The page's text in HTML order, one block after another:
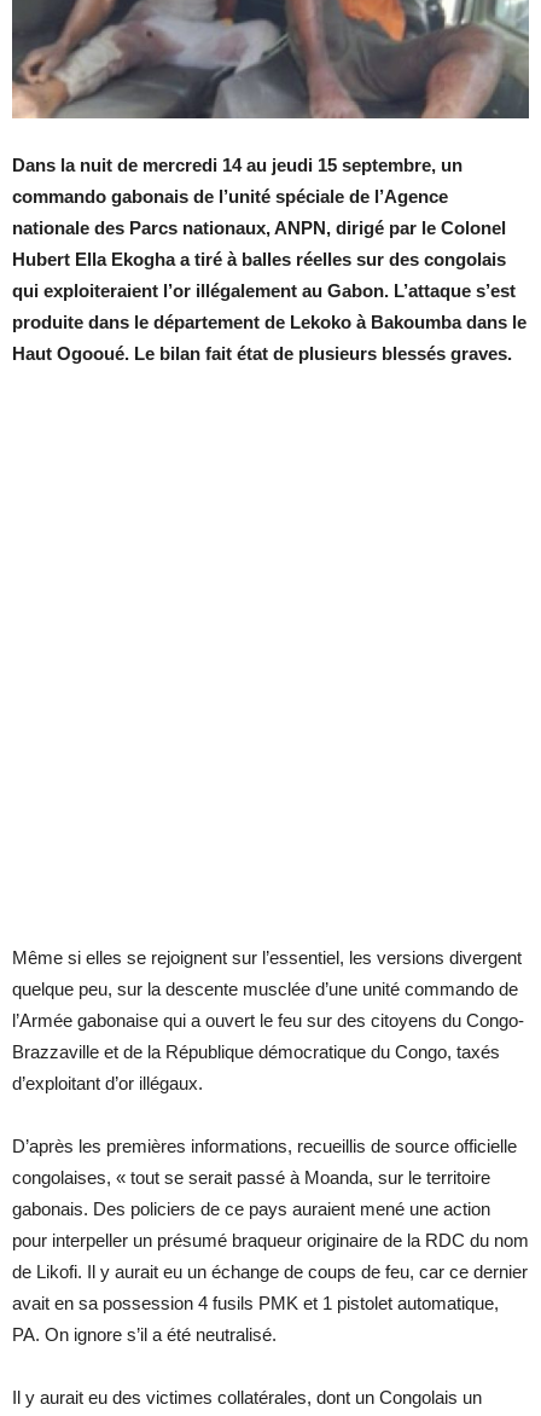
Dans la nuit de mercredi 14 au jeudi 15 septembre, un
commando gabonais de l’unité spéciale de l’Agence
nationale des Parcs nationaux, ANPN, dirigé par le Colonel
Hubert Ella Ekogha a tiré à balles réelles sur des congolais
qui exploiteraient l’or illégalement au Gabon. L’attaque s’est
produite dans le département de Lekoko à Bakoumba dans le
Haut Ogooué. Le bilan fait état de plusieurs blessés graves.
Même si elles se rejoignent sur l’essentiel, les versions divergent
quelque peu, sur la descente musclée d’une unité commando de
l’Armée gabonaise qui a ouvert le feu sur des citoyens du Congo-
Brazzaville et de la République démocratique du Congo, taxés
d’exploitant d’or illégaux.
D’après les premières informations, recueillis de source officielle
congolaises, « tout se serait passé à Moanda, sur le territoire
gabonais. Des policiers de ce pays auraient mené une action
pour interpeller un présumé braqueur originaire de la RDC du nom
de Likofi. Il y aurait eu un échange de coups de feu, car ce dernier
avait en sa possession 4 fusils PMK et 1 pistolet automatique,
PA. On ignore s’il a été neutralisé.
Il y aurait eu des victimes collatérales, dont un Congolais un